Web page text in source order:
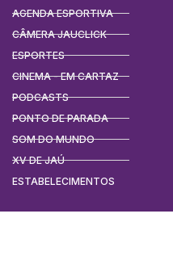
AGENDA ESPORTIVA
CÂMERA JAUCLICK
ESPORTES
CINEMA - EM CARTAZ
PODCASTS
PONTO DE PARADA
SOM DO MUNDO
XV DE JAÚ
ESTABELECIMENTOS